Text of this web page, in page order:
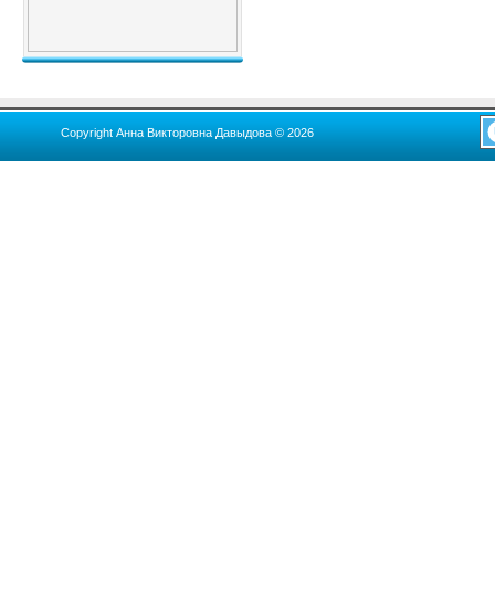
Copyright Анна Викторовна Давыдова © 2026